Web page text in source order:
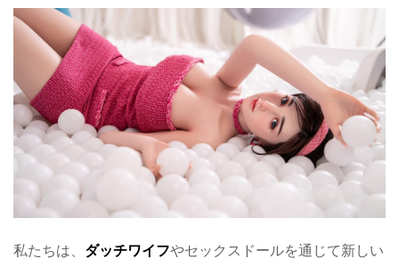
私たちは、 ダッチワイフやセックスドールを通じて新しい